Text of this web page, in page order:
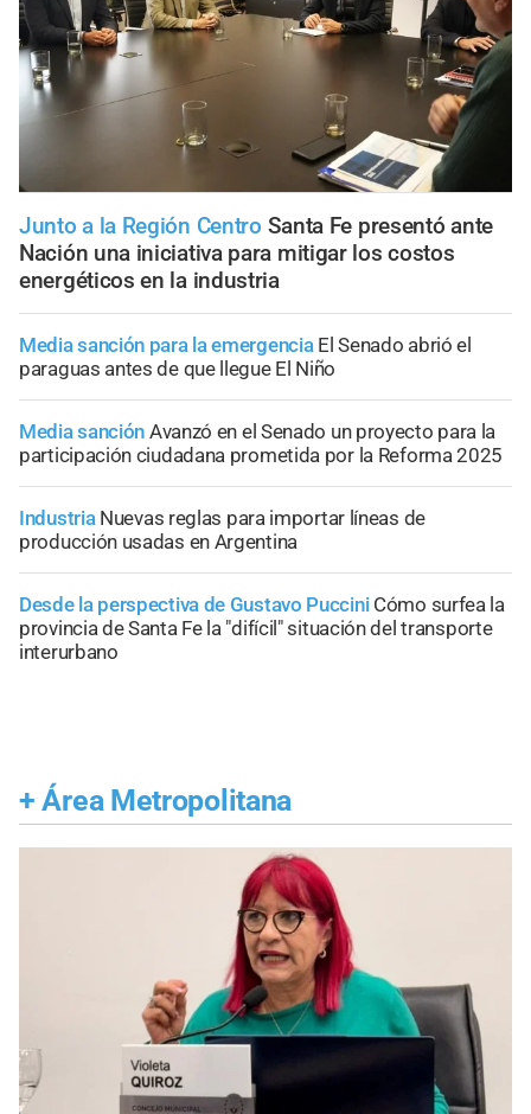
Junto a la Región Centro Santa Fe presentó ante
Nación una iniciativa para mitigar los costos
energéticos en la industria
Media sanción para la emergencia El Senado abrió el
paraguas antes de que llegue El Niño
Media sanción Avanzó en el Senado un proyecto para la
participación ciudadana prometida por la Reforma 2025
Industria Nuevas reglas para importar líneas de
producción usadas en Argentina
Desde la perspectiva de Gustavo Puccini Cómo surfea la
provincia de Santa Fe la "difícil" situación del transporte
interurbano
+ Área Metropolitana